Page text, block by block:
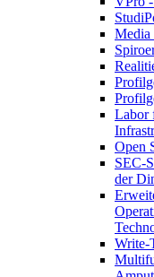
Media
Labor
Open
SEC-
der
Write-